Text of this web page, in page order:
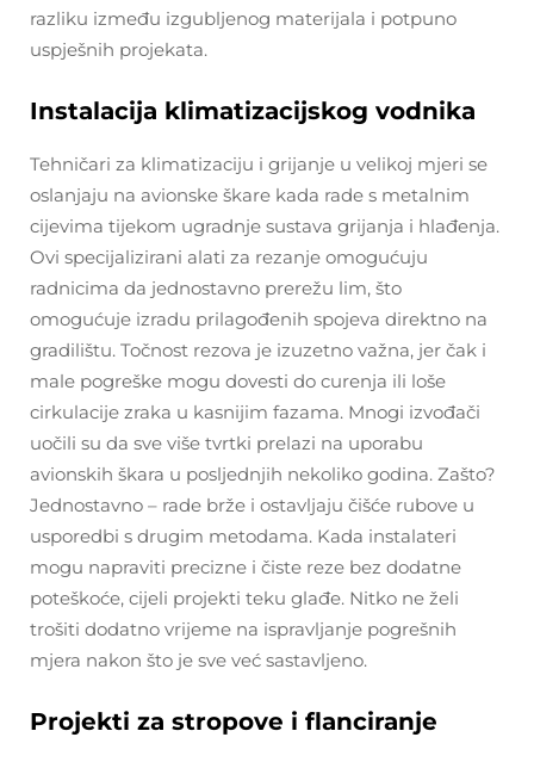
razliku između izgubljenog materijala i potpuno
uspješnih projekata.
Instalacija klimatizacijskog vodnika
Tehničari za klimatizaciju i grijanje u velikoj mjeri se
oslanjaju na avionske škare kada rade s metalnim
cijevima tijekom ugradnje sustava grijanja i hlađenja.
Ovi specijalizirani alati za rezanje omogućuju
radnicima da jednostavno prerežu lim, što
omogućuje izradu prilagođenih spojeva direktno na
gradilištu. Točnost rezova je izuzetno važna, jer čak i
male pogreške mogu dovesti do curenja ili loše
cirkulacije zraka u kasnijim fazama. Mnogi izvođači
uočili su da sve više tvrtki prelazi na uporabu
avionskih škara u posljednjih nekoliko godina. Zašto?
Jednostavno – rade brže i ostavljaju čišće rubove u
usporedbi s drugim metodama. Kada instalateri
mogu napraviti precizne i čiste reze bez dodatne
poteškoće, cijeli projekti teku glađe. Nitko ne želi
trošiti dodatno vrijeme na ispravljanje pogrešnih
mjera nakon što je sve već sastavljeno.
Projekti za stropove i flanciranje